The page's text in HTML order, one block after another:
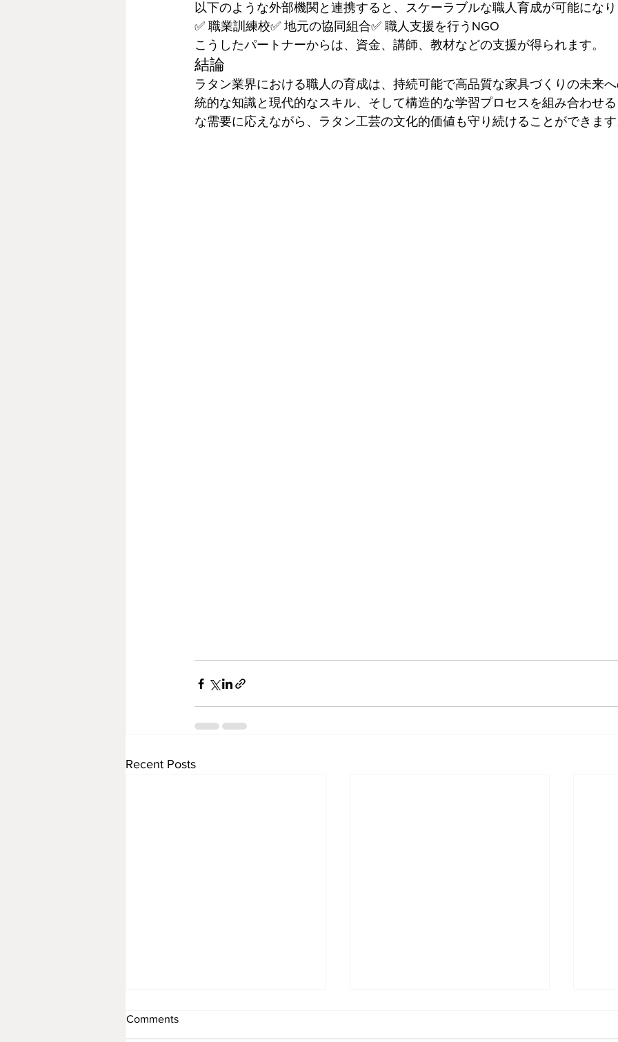
以下のような外部機関と連携すると、スケーラブルな職人育成が可能にな
✅ 職業訓練校✅ 地元の協同組合✅ 職人支援を行うNGO
こうしたパートナーからは、資金、講師、教材などの支援が得られます。
結論
ラタン業界における職人の育成は、持続可能で高品質な家具づくりの未来
統的な知識と現代的なスキル、そして構造的な学習プロセスを組み合わせ
な需要に応えながら、ラタン工芸の文化的価値も守り続けることができま
Recent Posts
Comments